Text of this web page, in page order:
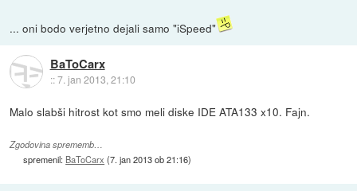
... oni bodo verjetno dejali samo "iSpeed"
BaToCarx
::7. jan 2013, 21:10
Malo slabši hitrost kot smo meli diske IDE ATA133 x10. Fajn.
Zgodovina sprememb…
spremenil: BaToCarx (7. jan 2013 ob 21:16)